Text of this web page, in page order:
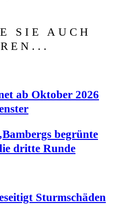
SIE AUCH
ab Okto­ber 2026
begrün­te
drit­te Runde
Sturm­schä­den